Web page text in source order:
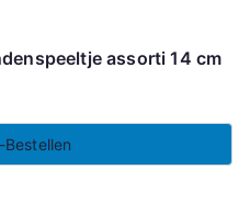
assorti 14 cm
Bestellen